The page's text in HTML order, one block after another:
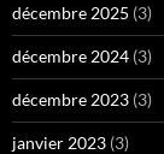
décembre 2025 (3)
décembre 2024 (3)
décembre 2023 (3)
janvier 2023 (3)